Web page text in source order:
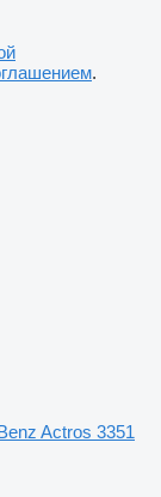
.
Actros 3351